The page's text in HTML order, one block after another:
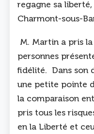
regagne sa
Charmont-sous-
M. Martin a pris
personnes
fidélité. Dans son
une petite pointe
la comparaison
pris tous les
en la Liberté et